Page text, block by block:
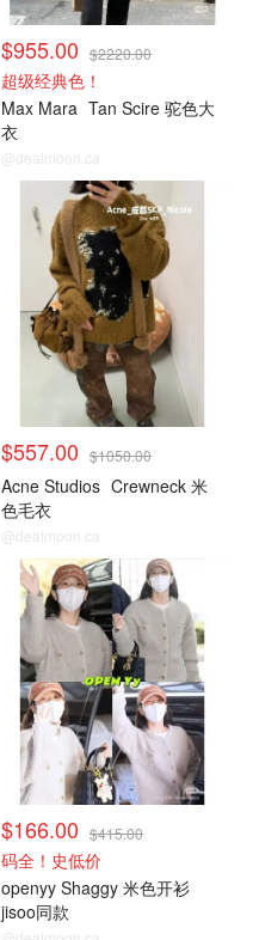
$955.00 $2220.00
超级经典色！
Max Mara Tan Scire 驼色大
衣
@dealmoon.ca
小编推荐
$557.00 $1050.00
Acne Studios Crewneck 米
色毛衣
@dealmoon.ca
小编推荐
$166.00 $415.00
码全！史低价
openyy Shaggy 米色开衫
jisoo同款